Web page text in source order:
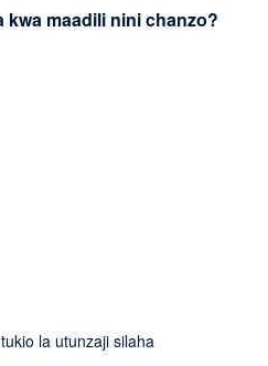
kwa maadili nini chanzo?
la utunzaji silaha